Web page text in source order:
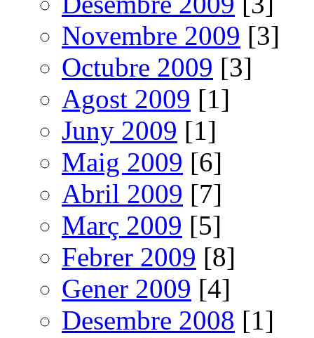
Novembre 2009 [3]
Octubre 2009 [3]
Agost 2009 [1]
Juny 2009 [1]
Maig 2009 [6]
Abril 2009 [7]
Març 2009 [5]
Febrer 2009 [8]
Gener 2009 [4]
Desembre 2008 [1]